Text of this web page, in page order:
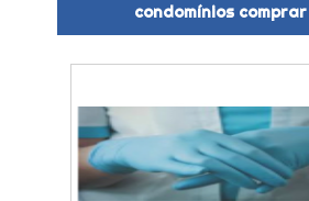
condomínios